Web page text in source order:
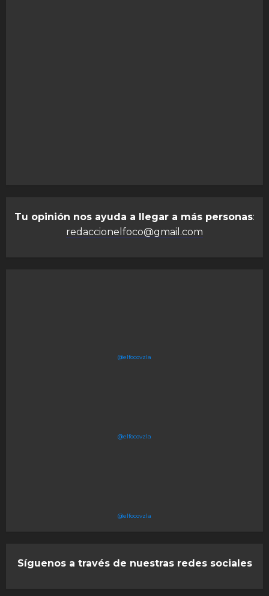
Tu opinión nos ayuda a llegar a más personas:
redaccionelfoco@gmail.com
@elfocovzla
@elfocovzla
@elfocovzla
Síguenos a través de nuestras redes sociales